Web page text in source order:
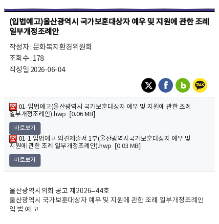
(입법예고)울산광역시 국가보훈대상자 예우 및 지원에 관한 조례
일부개정조례안
작성자 : 문화복지환경위원회
조회수 : 178
작성일 2026-06-04
01-입법예고(울산광역시 국가보훈대상자 예우 및 지원에 관한 조례
일부개정조례안).hwp [0.06 MB]
바로보기
01-1 입법예고 의견제출서 1부(울산광역시국가보훈대상자 예우 및
지원에 관한 조례 일부개정조례안).hwp [0.03 MB]
바로보기
울산광역시의회 공고 제2026–44호
울산광역시 국가보훈대상자 예우 및 지원에 관한 조례 일부개정조례안
입 법 예 고